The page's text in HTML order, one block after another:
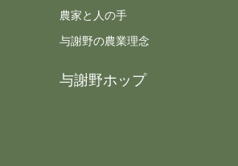
農家と人の手
与謝野の農業理念
与謝野ホップ